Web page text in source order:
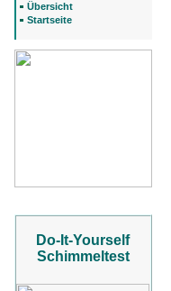
Übersicht
Startseite
Do-It-Yourself
Schimmeltest